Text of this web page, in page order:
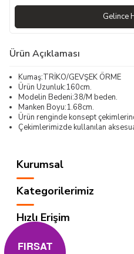
Gelince
Ürün Açıklaması
Kumaş:TRİKO/GEVŞEK ÖRME
Ürün Uzunluk:160cm.
Modelin Bedeni:38/M beden.
Manken Boyu:1.68cm.
Ürün renginde konsept
Çekimlerimizde kullanılan
Kurumsal
Kategorilerimiz
Hızlı Erişim
Sosyal
FIRSAT